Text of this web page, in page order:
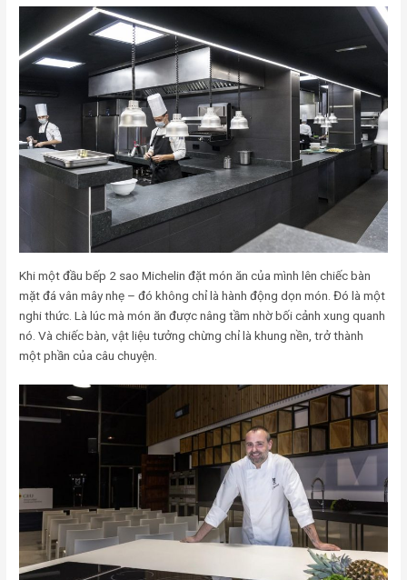
Khi một đầu bếp 2 sao Michelin đặt món ăn của mình lên chiếc bàn
mặt đá vân mây nhẹ – đó không chỉ là hành động dọn món. Đó là một
nghi thức. Là lúc mà món ăn được nâng tầm nhờ bối cảnh xung quanh
nó. Và chiếc bàn, vật liệu tưởng chừng chỉ là khung nền, trở thành
một phần của câu chuyện.